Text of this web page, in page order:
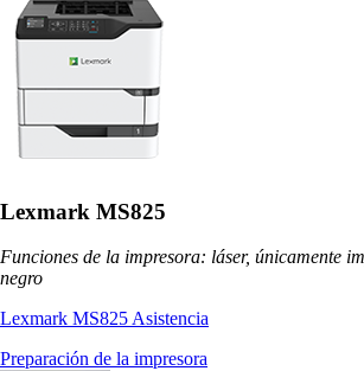
Lexmark MS825
Funciones de la impresora: láser, únicamente
negro
Lexmark MS825 Asistencia
Preparación de la impresora